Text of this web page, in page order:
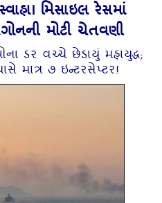
મિસાઇલ રેસમાં
મોટી ચેતવણી
ડર વચ્ચે છેડાયું મહાયુદ્ધ;
માત્ર ૭ ઇન્ટરસેપ્ટર!